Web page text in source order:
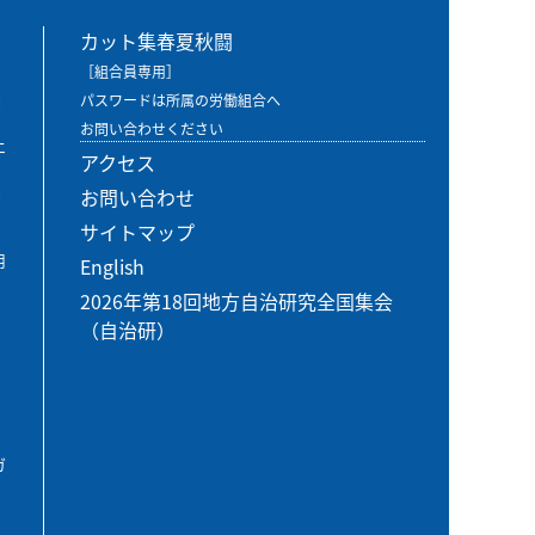
カット集春夏秋闘
［組合員専用］
パスワードは所属の労働組合へ
お問い合わせください
アクセス
お問い合わせ
サイトマップ
English
2026年第18回地方自治研究全国集会
（自治研）